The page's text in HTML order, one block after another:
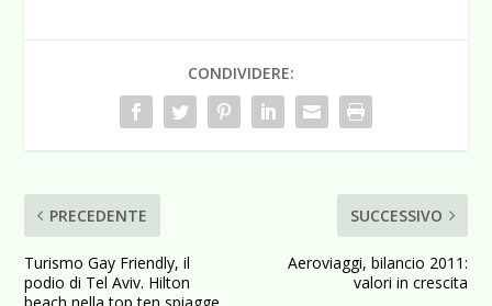
CONDIVIDERE:
PRECEDENTE
Turismo Gay Friendly, il
podio di Tel Aviv. Hilton
SUCCESSIVO
Aeroviaggi, bilancio 2011:
valori in crescita